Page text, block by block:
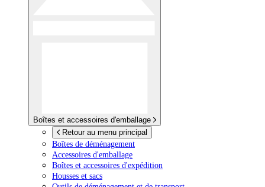
Boîtes et accessoires d'emballage
Retour au menu principal
Boîtes de déménagement
Accessoires d'emballage
Boîtes et accessoires d'expédition
Housses et sacs